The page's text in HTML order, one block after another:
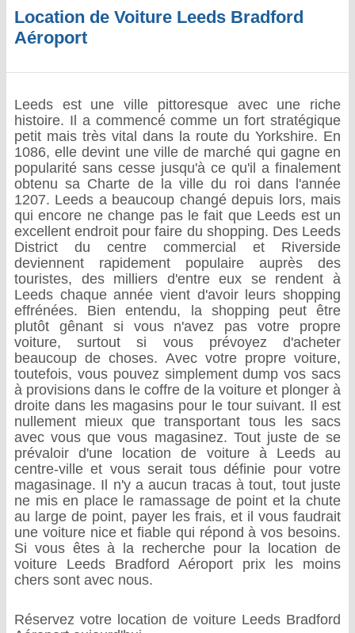
Location de Voiture Leeds Bradford
Aéroport
Leeds est une ville pittoresque avec une riche
histoire. Il a commencé comme un fort stratégique
petit mais très vital dans la route du Yorkshire. En
1086, elle devint une ville de marché qui gagne en
popularité sans cesse jusqu'à ce qu'il a finalement
obtenu sa Charte de la ville du roi dans l'année
1207. Leeds a beaucoup changé depuis lors, mais
qui encore ne change pas le fait que Leeds est un
excellent endroit pour faire du shopping. Des Leeds
District du centre commercial et Riverside
deviennent rapidement populaire auprès des
touristes, des milliers d'entre eux se rendent à
Leeds chaque année vient d'avoir leurs shopping
effrénées. Bien entendu, la shopping peut être
plutôt gênant si vous n'avez pas votre propre
voiture, surtout si vous prévoyez d'acheter
beaucoup de choses. Avec votre propre voiture,
toutefois, vous pouvez simplement dump vos sacs
à provisions dans le coffre de la voiture et plonger à
droite dans les magasins pour le tour suivant. Il est
nullement mieux que transportant tous les sacs
avec vous que vous magasinez. Tout juste de se
prévaloir d'une location de voiture à Leeds au
centre-ville et vous serait tous définie pour votre
magasinage. Il n'y a aucun tracas à tout, tout juste
ne mis en place le ramassage de point et la chute
au large de point, payer les frais, et il vous faudrait
une voiture nice et fiable qui répond à vos besoins.
Si vous êtes à la recherche pour la location de
voiture Leeds Bradford Aéroport prix les moins
chers sont avec nous.
Réservez votre location de voiture Leeds Bradford